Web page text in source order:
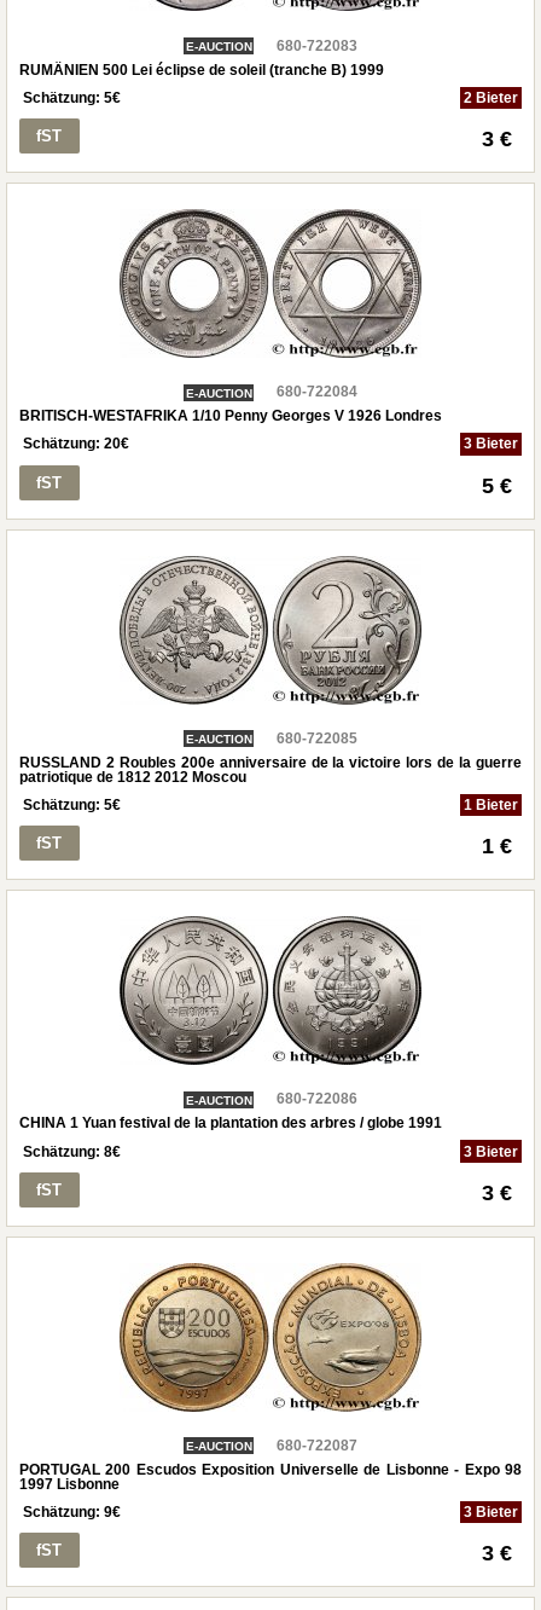
E-AUCTION
680-722083
RUMÄNIEN 500 Lei éclipse de soleil (tranche B) 1999
Schätzung: 5€ 2 Bieter
fST 3 €
E-AUCTION
680-722084
BRITISCH-WESTAFRIKA 1/10 Penny Georges V 1926 Londres
Schätzung: 20€ 3 Bieter
fST 5 €
E-AUCTION
680-722085
RUSSLAND 2 Roubles 200e anniversaire de la victoire lors de la guerre
patriotique de 1812 2012 Moscou
Schätzung: 5€ 1 Bieter
fST 1 €
E-AUCTION
680-722086
CHINA 1 Yuan festival de la plantation des arbres / globe 1991
Schätzung: 8€ 3 Bieter
fST 3 €
E-AUCTION
680-722087
PORTUGAL 200 Escudos Exposition Universelle de Lisbonne - Expo 98
1997 Lisbonne
Schätzung: 9€ 3 Bieter
fST 3 €